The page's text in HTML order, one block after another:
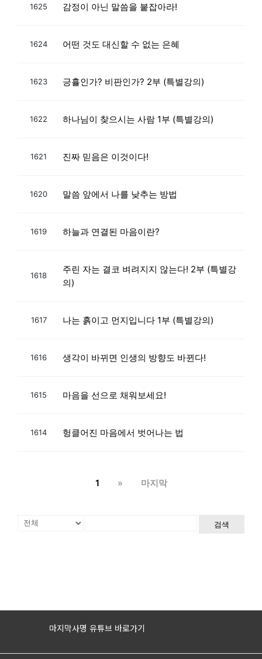
1625 감정이 아닌 말씀을 붙잡아라!
1624 어떤 것도 대신할 수 없는 은혜
1623 긍휼인가? 비판인가? 2부 (특별강의)
1622 하나님이 찾으시는 사람 1부 (특별강의)
1621 진짜 믿음은 이것이다!
1620 말씀 앞에서 나를 낮추는 방법
1619 하늘과 연결된 마음이란?
1618
주린 자는 결코 벼려지지 않는다! 2부 (특별강
의)
1617 나는 흙이고 먼지입니다 1부 (특별강의)
1616 생각이 바뀌면 인생의 방향도 바뀐다!
1615 마음을 선으로 채워보세요!
1614 헝클어진 마음에서 벗어나는 법
1 » 마지막
검색
마지막사명 유튜브 바로가기